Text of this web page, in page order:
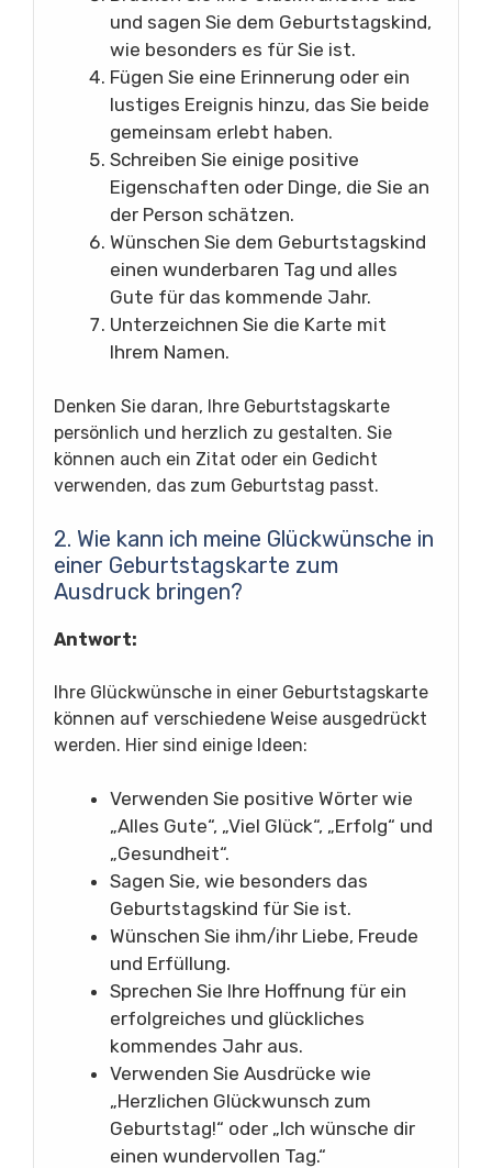
und sagen Sie dem Geburtstagskind,
wie besonders es für Sie ist.
Fügen Sie eine Erinnerung oder ein
lustiges Ereignis hinzu, das Sie beide
gemeinsam erlebt haben.
Schreiben Sie einige positive
Eigenschaften oder Dinge, die Sie an
der Person schätzen.
Wünschen Sie dem Geburtstagskind
einen wunderbaren Tag und alles
Gute für das kommende Jahr.
Unterzeichnen Sie die Karte mit
Ihrem Namen.
Denken Sie daran, Ihre Geburtstagskarte
persönlich und herzlich zu gestalten. Sie
können auch ein Zitat oder ein Gedicht
verwenden, das zum Geburtstag passt.
2. Wie kann ich meine Glückwünsche in
einer Geburtstagskarte zum
Ausdruck bringen?
Antwort:
Ihre Glückwünsche in einer Geburtstagskarte
können auf verschiedene Weise ausgedrückt
werden. Hier sind einige Ideen:
Verwenden Sie positive Wörter wie
„Alles Gute“, „Viel Glück“, „Erfolg“ und
„Gesundheit“.
Sagen Sie, wie besonders das
Geburtstagskind für Sie ist.
Wünschen Sie ihm/ihr Liebe, Freude
und Erfüllung.
Sprechen Sie Ihre Hoffnung für ein
erfolgreiches und glückliches
kommendes Jahr aus.
Verwenden Sie Ausdrücke wie
„Herzlichen Glückwunsch zum
Geburtstag!“ oder „Ich wünsche dir
einen wundervollen Tag.“